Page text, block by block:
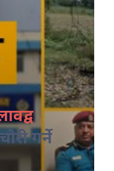
चोरी गर्ने